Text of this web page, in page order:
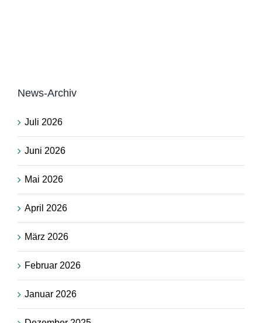
News-Archiv
Juli 2026
Juni 2026
Mai 2026
April 2026
März 2026
Februar 2026
Januar 2026